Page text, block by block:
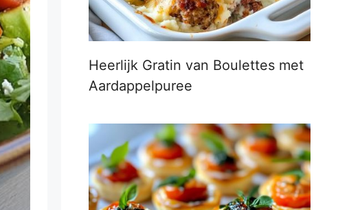
Heerlijk Gratin van Boulettes met
Aardappelpuree